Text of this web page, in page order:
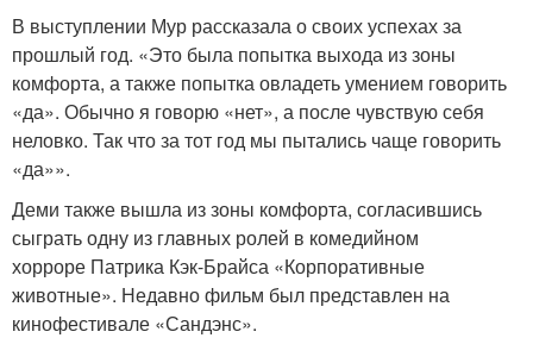
В выступлении Мур рассказала о своих успехах за
прошлый год. «Это была попытка выхода из зоны
комфорта, а также попытка овладеть умением говорить
«да». Обычно я говорю «нет», а после чувствую себя
неловко. Так что за тот год мы пытались чаще говорить
«да»».
Деми также вышла из зоны комфорта, согласившись
сыграть одну из главных ролей в комедийном
хорроре Патрика Кэк-Брайса «Корпоративные
животные». Недавно фильм был представлен на
кинофестивале «Сандэнс».